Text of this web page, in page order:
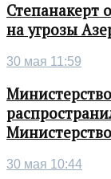
Степанакерт
на угрозы
30 мая 11:59
30 мая 10:44